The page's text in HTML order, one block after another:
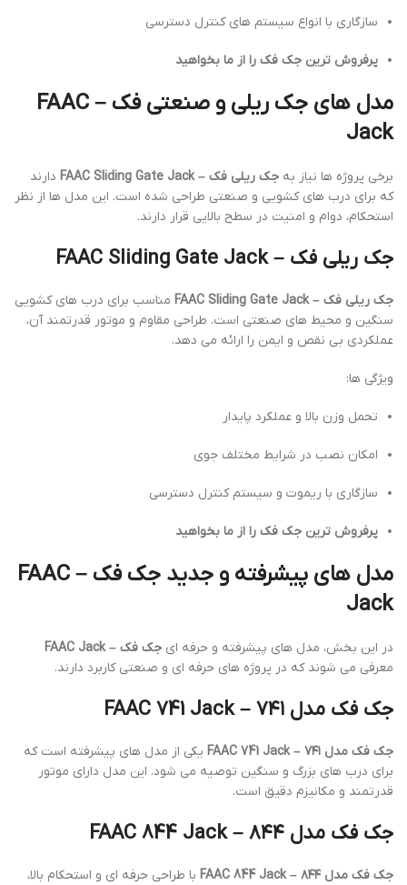
سازگاری با انواع سیستم های کنترل دسترسی
پرفروش ترین جک فک را از ما بخواهید
مدل های جک ریلی و صنعتی فک – FAAC
Jack
برخی پروژه ها نیاز به جک ریلی فک – FAAC Sliding Gate Jack
دارند
که برای درب های کشویی و صنعتی طراحی شده است. این مدل ها از نظر
استحکام، دوام و امنیت در سطح بالایی قرار دارند.
جک ریلی فک – FAAC Sliding Gate Jack
جک ریلی فک – FAAC Sliding Gate Jack
مناسب برای درب های کشویی
سنگین و محیط های صنعتی است. طراحی مقاوم و موتور قدرتمند آن،
عملکردی بی نقص و ایمن را ارائه می دهد.
ویژگی ها:
تحمل وزن بالا و عملکرد پایدار
امکان نصب در شرایط مختلف جوی
سازگاری با ریموت و سیستم کنترل دسترسی
پرفروش ترین جک فک را از ما بخواهید
مدل های پیشرفته و جدید جک فک – FAAC
Jack
در این بخش، مدل های پیشرفته و حرفه ای جک فک – FAAC Jack
معرفی می شوند که در پروژه های حرفه ای و صنعتی کاربرد دارند.
جک فک مدل ۷۴۱ – FAAC 741 Jack
جک فک مدل ۷۴۱ – FAAC 741 Jack
یکی از مدل های پیشرفته است که
برای درب های بزرگ و سنگین توصیه می شود. این مدل دارای موتور
قدرتمند و مکانیزم دقیق است.
جک فک مدل ۸۴۴ – FAAC 844 Jack
جک فک مدل ۸۴۴ – FAAC 844 Jack
با طراحی حرفه ای و استحکام بالا،